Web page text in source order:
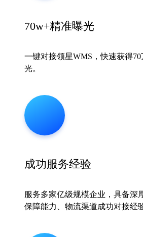
70w+精准曝光
一键对接领星WMS，快速获得
光。
成功服务经验
服务多家亿级规模企业，具备深
保障能力、物流渠道成功对接经